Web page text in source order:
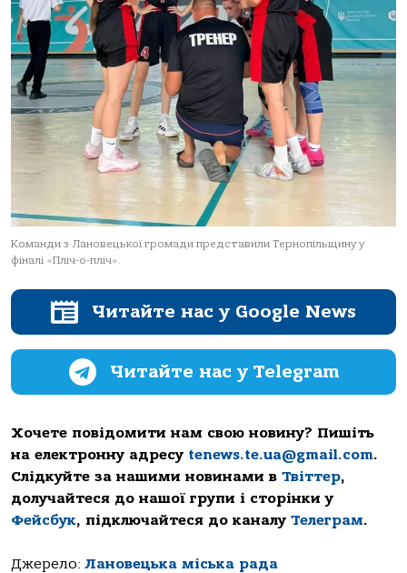
Команди з Лановецької громади представили Тернопільщину у
фіналі «Пліч-о-пліч».
Читайте нас у Google News
Читайте нас у Telegram
Хочете повідомити нам свою новину? Пишіть
на електронну адресу tenews.te.ua@gmail.com.
Слідкуйте за нашими новинами в Твіттер,
долучайтеся до нашої групи і сторінки у
Фейсбук, підключайтеся до каналу Телеграм.
Джерело: Лановецька міська рада